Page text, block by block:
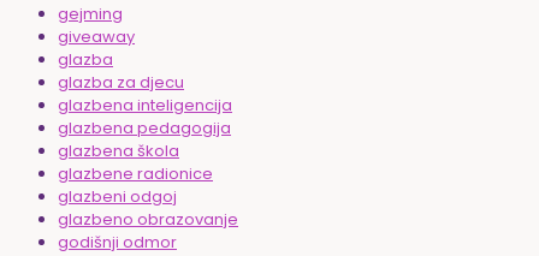
gejming
giveaway
glazba
glazba za djecu
glazbena inteligencija
glazbena pedagogija
glazbena škola
glazbene radionice
glazbeni odgoj
glazbeno obrazovanje
godišnji odmor